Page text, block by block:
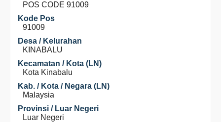
POS CODE 91009
Kode Pos
91009
Desa / Kelurahan
KINABALU
Kecamatan / Kota (LN)
Kota Kinabalu
Kab. / Kota / Negara (LN)
Malaysia
Provinsi / Luar Negeri
Luar Negeri